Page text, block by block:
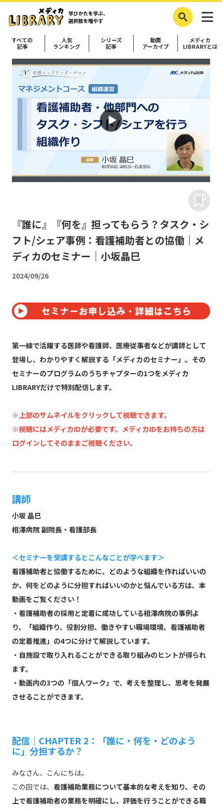
学びかたを学ぶ、
選択肢を増やす
すべての
記事
人気
ランキング
シリーズ
記事
動画
アーカイブ
メディカ
LIBRARYとは
『誰に』『何を』担ってもらう？タスク・シ
フト/シェア事例：看護補助者との協働｜メ
ディカのセミナー｜小坂晶巳
2024/09/26
第一線で活躍する医師や看護師、医療従事者などが講師として
登場し、わかりやすく解説する「メディカのセミナー」。その
セミナーのプログラムのうちチャプターの1つをメディカ
LIBRARYだけで特別配信します。
※上部のサムネイルをクリックして視聴できます。
※視聴にはメディカIDが必要です。メディカIDをお持ちの方は
ログインしてそのままご視聴ください。
講師
小坂 晶巳
相澤病院 副院長・看護部長
＜セミナーを受講するとこんなことが学べます＞
看護補助者と協働するために、どのような組織を作ればいいの
か、何をどのように分担すればいいのかと悩んでいる方は、本
動画をご覧ください！
・看護補助者の採用と定着に成功している相澤病院の事例よ
り、「組織作り、役割分担、働きやすい職場環境、看護補助者
の定着推進」の4つに分けて解説しています。
・自施設で取り入れることができる取り組みのヒントが得られ
ます。
・動画内の3つの「個人ワーク」で、考えを整理し、思考を発展
させることができます。
配信｜CHAPTER 2：「誰に・何を・どのよう
に」分担するか？
みなさん、こんにちは。
この回では、 看護補助業務について基本的な考えを知り、その
上で看護補助者の業務を明確にし、評価を行うことができる職